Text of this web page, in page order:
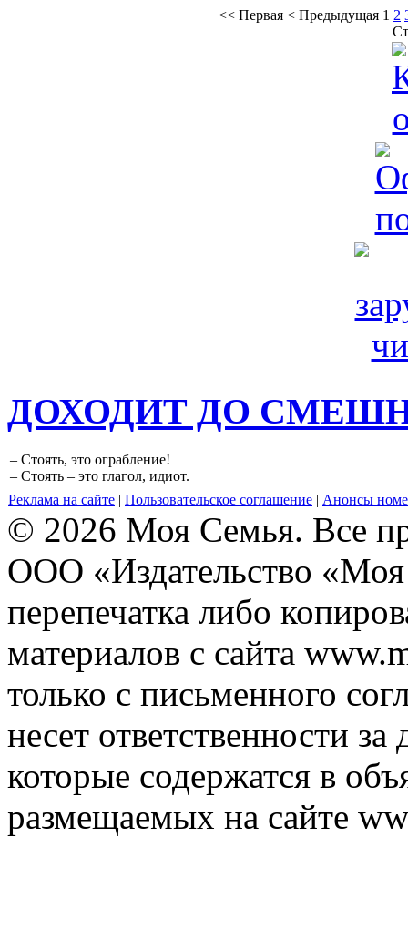
<< Первая < Предыдущая 1 2
ДОХОДИТ ДО
– Стоять, это ограбление!
– Стоять – это глагол, идиот.
Реклама на сайте | Пользовательское соглашение | Анонсы
© 2026 Моя Семья. Все
ООО «Издательство
перепечатка либо
материалов с сайта
только с письменного
несет ответственности
которые содержатся в
размещаемых на сайте